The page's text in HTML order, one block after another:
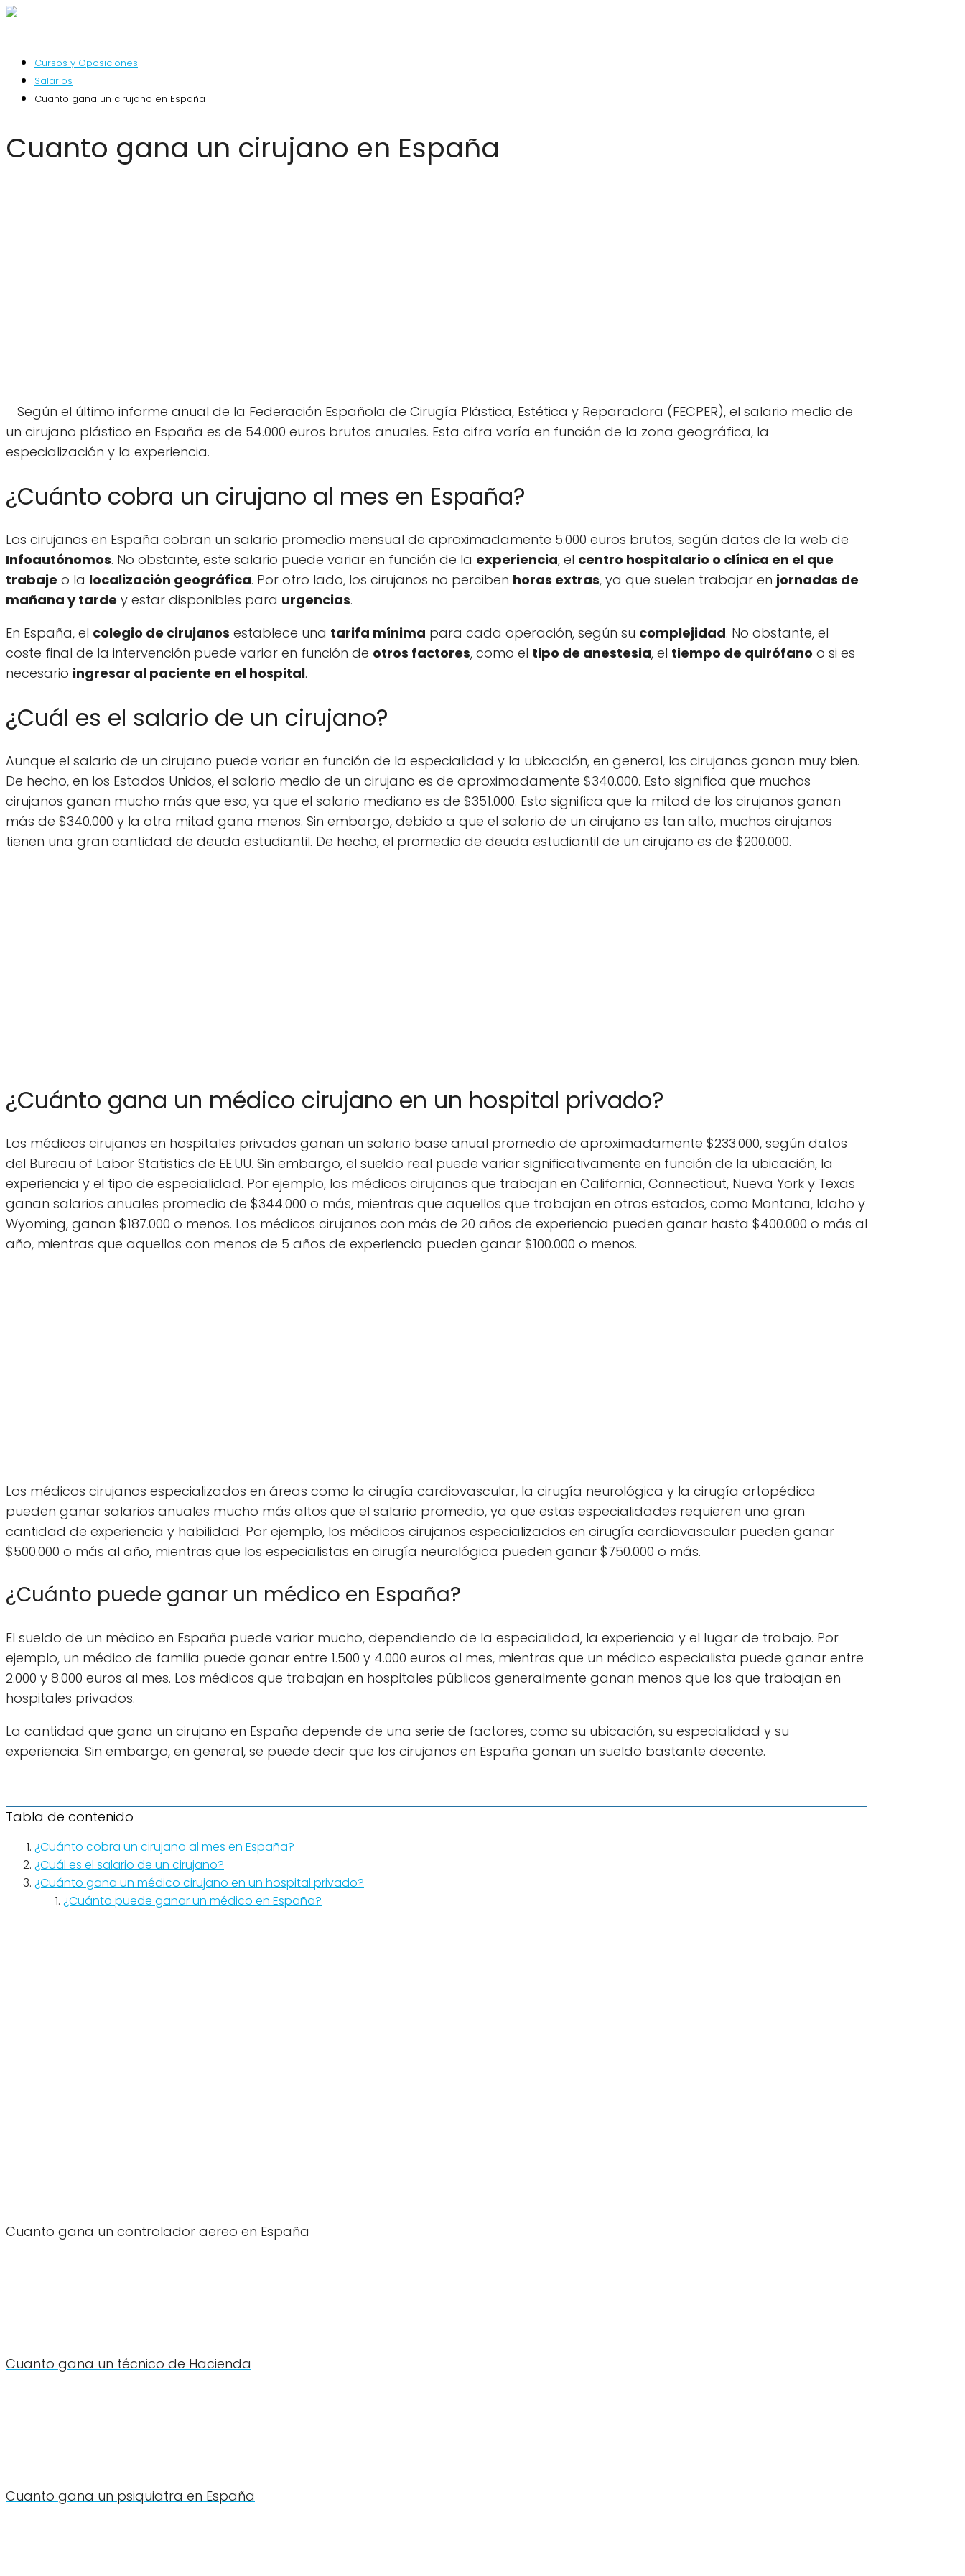
Cursos y Oposiciones
Salarios
Cuanto gana un cirujano en España
Cuanto gana un cirujano en España
Según el último informe anual de la Federación Española de Cirugía Plástica, Estética y Reparadora (FECPER), el salario medio de
un cirujano plástico en España es de 54.000 euros brutos anuales. Esta cifra varía en función de la zona geográfica, la
especialización y la experiencia.
¿Cuánto cobra un cirujano al mes en España?
Los cirujanos en España cobran un salario promedio mensual de aproximadamente 5.000 euros brutos, según datos de la web de
Infoautónomos. No obstante, este salario puede variar en función de la experiencia, el centro hospitalario o clínica en el que
trabaje o la localización geográfica. Por otro lado, los cirujanos no perciben horas extras, ya que suelen trabajar en jornadas de
mañana y tarde y estar disponibles para urgencias.
En España, el colegio de cirujanos establece una tarifa mínima para cada operación, según su complejidad. No obstante, el
coste final de la intervención puede variar en función de otros factores, como el tipo de anestesia, el tiempo de quirófano o si es
necesario ingresar al paciente en el hospital.
¿Cuál es el salario de un cirujano?
Aunque el salario de un cirujano puede variar en función de la especialidad y la ubicación, en general, los cirujanos ganan muy bien.
De hecho, en los Estados Unidos, el salario medio de un cirujano es de aproximadamente $340.000. Esto significa que muchos
cirujanos ganan mucho más que eso, ya que el salario mediano es de $351.000. Esto significa que la mitad de los cirujanos ganan
más de $340.000 y la otra mitad gana menos. Sin embargo, debido a que el salario de un cirujano es tan alto, muchos cirujanos
tienen una gran cantidad de deuda estudiantil. De hecho, el promedio de deuda estudiantil de un cirujano es de $200.000.
¿Cuánto gana un médico cirujano en un hospital privado?
Los médicos cirujanos en hospitales privados ganan un salario base anual promedio de aproximadamente $233.000, según datos
del Bureau of Labor Statistics de EE.UU. Sin embargo, el sueldo real puede variar significativamente en función de la ubicación, la
experiencia y el tipo de especialidad. Por ejemplo, los médicos cirujanos que trabajan en California, Connecticut, Nueva York y Texas
ganan salarios anuales promedio de $344.000 o más, mientras que aquellos que trabajan en otros estados, como Montana, Idaho y
Wyoming, ganan $187.000 o menos. Los médicos cirujanos con más de 20 años de experiencia pueden ganar hasta $400.000 o más al
año, mientras que aquellos con menos de 5 años de experiencia pueden ganar $100.000 o menos.
Los médicos cirujanos especializados en áreas como la cirugía cardiovascular, la cirugía neurológica y la cirugía ortopédica
pueden ganar salarios anuales mucho más altos que el salario promedio, ya que estas especialidades requieren una gran
cantidad de experiencia y habilidad. Por ejemplo, los médicos cirujanos especializados en cirugía cardiovascular pueden ganar
$500.000 o más al año, mientras que los especialistas en cirugía neurológica pueden ganar $750.000 o más.
¿Cuánto puede ganar un médico en España?
El sueldo de un médico en España puede variar mucho, dependiendo de la especialidad, la experiencia y el lugar de trabajo. Por
ejemplo, un médico de familia puede ganar entre 1.500 y 4.000 euros al mes, mientras que un médico especialista puede ganar entre
2.000 y 8.000 euros al mes. Los médicos que trabajan en hospitales públicos generalmente ganan menos que los que trabajan en
hospitales privados.
La cantidad que gana un cirujano en España depende de una serie de factores, como su ubicación, su especialidad y su
experiencia. Sin embargo, en general, se puede decir que los cirujanos en España ganan un sueldo bastante decente.
Tabla de contenido
¿Cuánto cobra un cirujano al mes en España?
¿Cuál es el salario de un cirujano?
¿Cuánto gana un médico cirujano en un hospital privado?
¿Cuánto puede ganar un médico en España?
Cuanto gana un controlador aereo en España
Cuanto gana un técnico de Hacienda
Cuanto gana un psiquiatra en España